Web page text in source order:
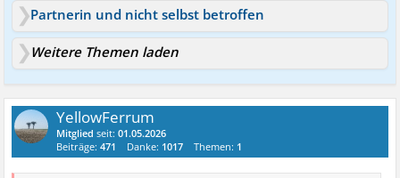
Partnerin und nicht selbst betroffen
Weitere Themen laden
YellowFerrum
Mitglied seit:01.05.2026
Beiträge:471 Danke: 1017 Themen: 1